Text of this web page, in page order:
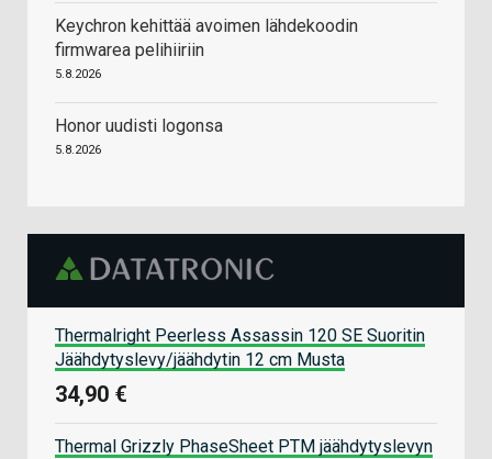
Keychron kehittää avoimen lähdekoodin
firmwarea pelihiiriin
5.8.2026
Honor uudisti logonsa
5.8.2026
Thermalright Peerless Assassin 120 SE Suoritin
Jäähdytyslevy/jäähdytin 12 cm Musta
34,90 €
Thermal Grizzly PhaseSheet PTM jäähdytyslevyn